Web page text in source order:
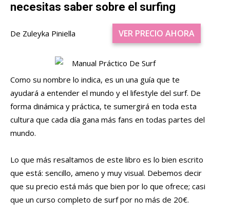
necesitas saber sobre el surfing
De Zuleyka Piniella VER PRECIO AHORA
Como su nombre lo indica, es un una guía que te
ayudará a entender el mundo y el lifestyle del surf. De
forma dinámica y práctica, te sumergirá en toda esta
cultura que cada día gana más fans en todas partes del
mundo.
Lo que más resaltamos de este libro es lo bien escrito
que está: sencillo, ameno y muy visual. Debemos decir
que su precio está más que bien por lo que ofrece; casi
que un curso completo de surf por no más de 20€.